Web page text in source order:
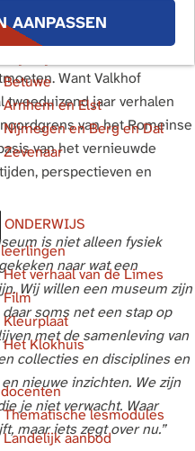
AANPASSEN
Bunnik en Houten
Betuwe
Arnhem en Elst
Nijmegen en Berg en Dal
Zevenaar
ONDERWIJS
Het verhaal van de Limes
Film
Kleurplaat
Het Klokhuis
Thematische lesmodules
Landelijk aanbod
opnieuw zijn
renovatie en
als een plek waar
Want Valkhof
tweeduizend jaar verhalen
van het Romeinse
van het vernieuwde
perspectieven en
is niet alleen fysiek
naar wat een
Wij willen een museum zijn
soms net een stap op
met de samenleving van
collecties en disciplines en
nieuwe inzichten. We zijn
je niet verwacht. Waar
maar iets zegt over nu.”